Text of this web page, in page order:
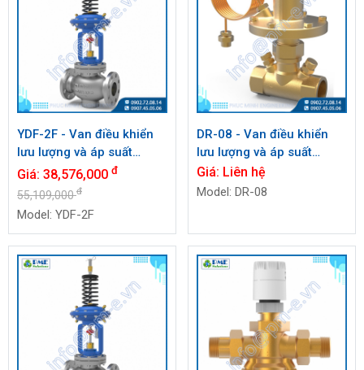
YDF-2F - Van điều khiển
lưu lượng và áp suất
chênh lệch
Giá: 38,576,000 đ
55,109,000đ
Model: YDF-2F
DR-08 - Van điều khiển
lưu lượng và áp suất
chênh lệch
Giá: Liên hệ
Model: DR-08